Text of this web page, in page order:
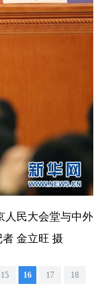
民大会堂与中外
金立旺 摄
15 16 17 18